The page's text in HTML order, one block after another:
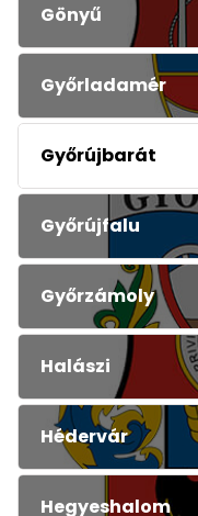
Gönyű
Győrladamér
Győrújbarát
Győrújfalu
Győrzámoly
Halászi
Hédervár
Hegyeshalom